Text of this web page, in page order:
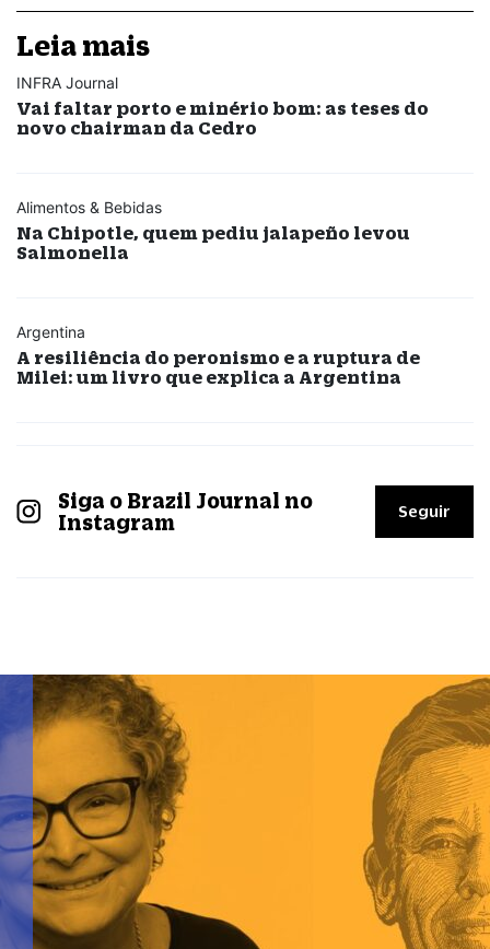
Leia mais
INFRA Journal
Vai faltar porto e minério bom: as teses do
novo chairman da Cedro
Alimentos & Bebidas
Na Chipotle, quem pediu jalapeño levou
Salmonella
Argentina
A resiliência do peronismo e a ruptura de
Milei: um livro que explica a Argentina
Siga o Brazil Journal no
Instagram
Seguir